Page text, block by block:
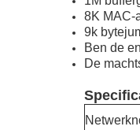
8K MAC-
9k
Ben de
De